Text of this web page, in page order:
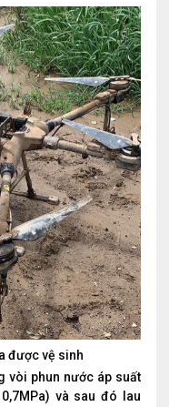
được vệ sinh
vòi phun nước áp suất
và sau đó lau